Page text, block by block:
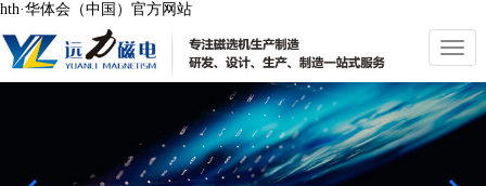
hth·华体会（中国）官方网站
切
换
导
航